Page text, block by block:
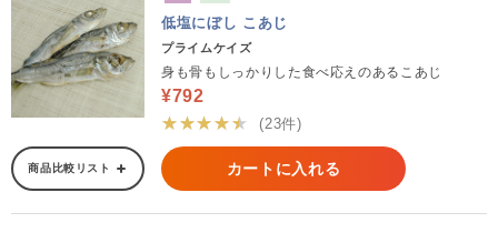
低塩にぼし こあじ
プライムケイズ
身も骨もしっかりした食べ応えのあるこあじ
¥792
★★★★★
(23件)
商品比較リスト カートに入れる